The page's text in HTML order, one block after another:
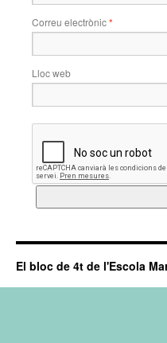
Correu electrònic*
Lloc web
El bloc de 4t de l'Escola